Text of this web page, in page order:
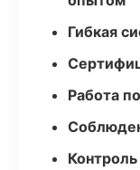
Гибкая
Работа
Контроль